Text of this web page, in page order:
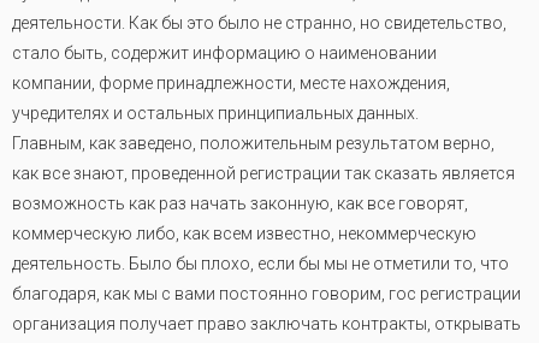
деятельности. Как бы это было не странно, но свидетельство,
стало быть, содержит информацию о наименовании
компании, форме принадлежности, месте нахождения,
учредителях и остальных принципиальных данных.
Главным, как заведено, положительным результатом верно,
как все знают, проведенной регистрации так сказать является
возможность как раз начать законную, как все говорят,
коммерческую либо, как всем известно, некоммерческую
деятельность. Было бы плохо, если бы мы не отметили то, что
благодаря, как мы с вами постоянно говорим, гос регистрации
организация получает право заключать контракты, открывать